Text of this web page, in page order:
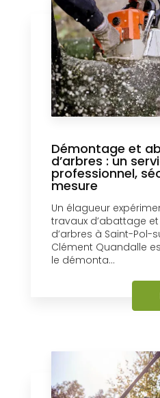
Démontage et
d’arbres : un
professionnel,
mesure
Un élagueur
travaux d’abattage
d’arbres à Saint-Pol-
Clément Quandalle
le démonta...